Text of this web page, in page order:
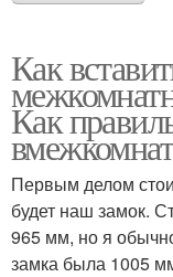
Как
Как
Первым делом
будет наш замок.
965 мм, но я
замка была 1005